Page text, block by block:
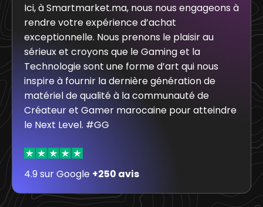
Ici, à Smartmarket.ma, nous nous engageons à
rendre votre expérience d’achat
exceptionnelle. Nous prenons le plaisir au
sérieux et croyons que le Gaming et la
Technologie sont une forme d’art qui nous
inspire à fournir la dernière génération de
matériel de qualité à la communauté de
Créateur et Gamer marocaine pour atteindre
le Next Level. #GG
4.9 sur Google +250 avis